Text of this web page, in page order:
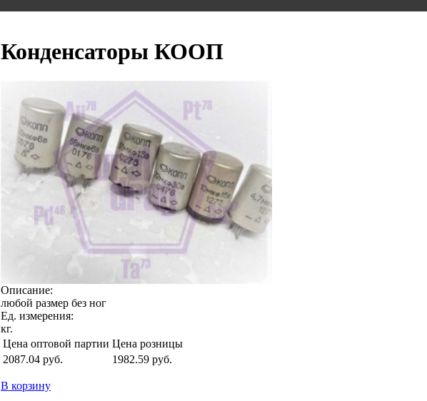
Конденсаторы КООП
Описание:
любой размер без ног
Ед. измерения:
кг.
Цена оптовой партии Цена розницы
2087.04 руб. 1982.59 руб.
В корзину